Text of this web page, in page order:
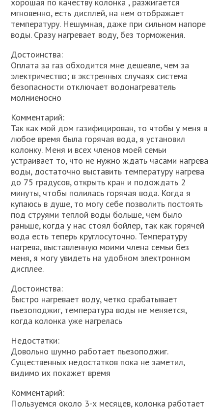
мгновенно, есть дисплей, на нем отображает
температуру. Нешумная, даже при сильном напоре
воды. Сразу нагревает воду, без торможения.
Достоинства:
Оплата за газ обходится мне дешевле, чем за
электричество; в экстренных случаях система
безопасности отключает водонагреватель
молниеносно
Комментарий:
Так как мой дом газифицирован, то чтобы у меня в
любое время была горячая вода, я установил
колонку. Меня и всех членов моей семьи
устраивает то, что не нужно ждать часами нагрева
воды, достаточно выставить температуру нагрева
до 75 градусов, открыть кран и подождать 2
минуты, чтобы полилась горячая вода. Когда я
купаюсь в душе, то могу себе позволить постоять
под струями теплой воды больше, чем было
раньше, когда у нас стоял бойлер, так как горячей
вода есть теперь круглосуточно. Температуру
нагрева, выставленную моими члена семьи без
меня, я могу увидеть на удобном электронном
дисплее.
Достоинства:
Быстро нагревает воду, четко срабатывает
пьезоподжиг, температура воды не меняется,
когда колонка уже нагрелась
Недостатки:
Довольно шумно работает пьезоподжиг.
Существенных недостатков пока не заметил,
видимо их покажет время
Комментарий:
Пользуемся около 3-х месяцев, колонка работает